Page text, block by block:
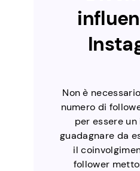
Non è
numero di
per essere
guadagnare da
il
follower